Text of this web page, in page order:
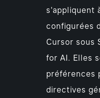
s'appliquent
configurées
Cursor sous
for AI. Elles
préférences
directives